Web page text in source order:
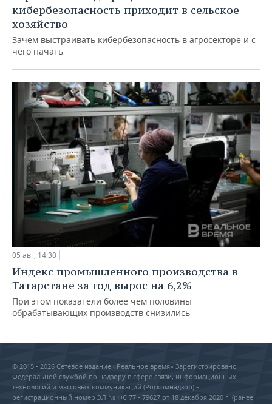
кибербезопасность приходит в сельское
хозяйство
Зачем выстраивать кибербезопасность в агросекторе и с
чего начать
05 авг, 14:30
Индекс промышленного производства в
Татарстане за год вырос на 6,2%
При этом показатели более чем половины
обрабатывающих производств снизились
© 2015 - 2026 Сетевое издание «Реальное время» Зарегистрировано
Федеральной службой по надзору в сфере связи, информационных
технологий и массовых коммуникаций (Роскомнадзор) –
регистрационный номер ЭЛ № ФС 77 - 79627 от 18 декабря 2020 г. (ранее